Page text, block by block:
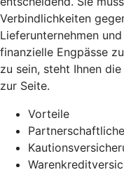
Verbindlichkeiten
Lieferunternehmen
finanzielle Engpässe
zu sein, steht Ihnen
zur Seite.
Vorteile